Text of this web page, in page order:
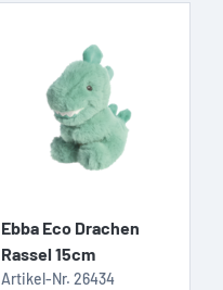
Ebba Eco Drachen
Rassel 15cm
Artikel-Nr. 26434